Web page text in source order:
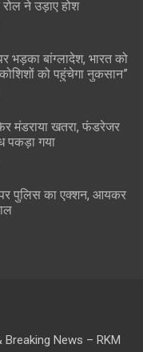
ने उड़ाए होश
भड़का बांग्लादेश, भारत को
को पहुंचेगा नुकसान”
मंडराया खतरा, फंडरेजर
पकड़ा गया
पर पुलिस का एक्शन, आयकर
News – RKM